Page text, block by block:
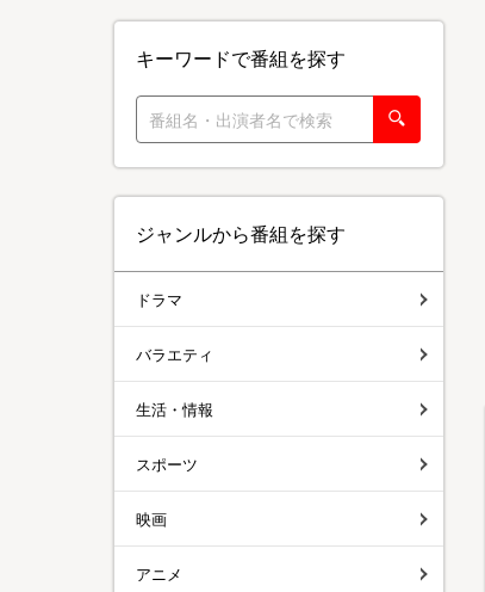
キーワードで番組を探す
ジャンルから番組を探す
ドラマ
バラエティ
生活・情報
スポーツ
映画
アニメ